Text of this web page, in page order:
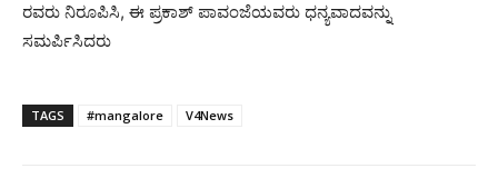
ರವರು ನಿರೂಪಿಸಿ, ಈ ಪ್ರಕಾಶ್ ಪಾವಂಜೆಯವರು ಧನ್ಯವಾದವನ್ನು
ಸಮರ್ಪಿಸಿದರು
TAGS #mangalore V4News